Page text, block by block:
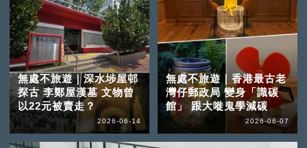
無處不旅遊｜深水埗屋邨
探古 李鄭屋漢墓 文物曾
以22元被賣走？
2026-06-14
無處不旅遊｜香港最古老
灣仔郵政局 變身「識碳
館」 跟大嘥鬼學減碳
2026-06-07